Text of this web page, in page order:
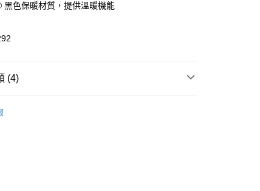
滿NT$1,800(含以上)免運費
黑色保暖材質，提供溫暖機能
(4)